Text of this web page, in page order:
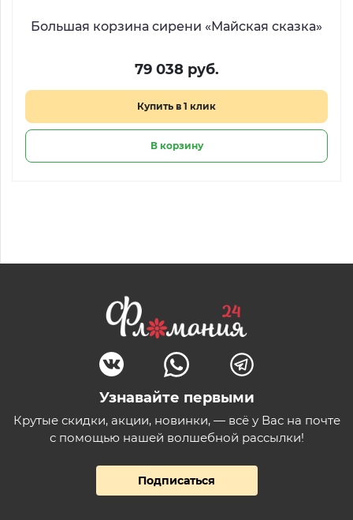
Большая корзина сирени «Майская сказка»
79 038 руб.
Купить в 1 клик
В корзину
Узнавайте первыми
Крутые скидки, акции, новинки, — всё у Вас на почте
с помощью нашей волшебной рассылки!
Подписаться